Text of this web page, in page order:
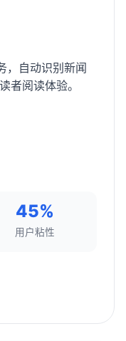
，自动识别新闻
者阅读体验。
45%
用户粘性